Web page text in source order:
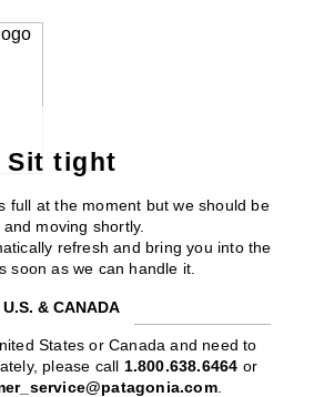
Sit tight
full at the moment but we should be
and moving shortly.
refresh and bring you into the
soon as we can handle it.
U.S. & CANADA
States or Canada and need to
please call 1.800.638.6464 or
.